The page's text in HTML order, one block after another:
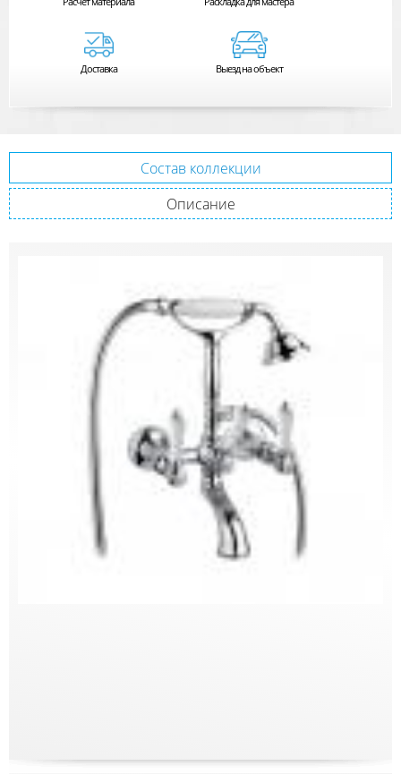
Доставка Выезд на объект
Состав коллекции
Описание